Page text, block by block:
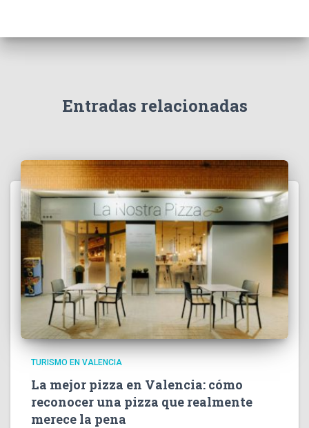
Entradas relacionadas
TURISMO EN VALENCIA
La mejor pizza en Valencia: cómo
reconocer una pizza que realmente
merece la pena